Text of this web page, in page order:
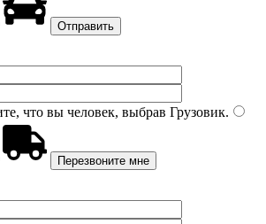
что вы человек, выбрав Грузовик.